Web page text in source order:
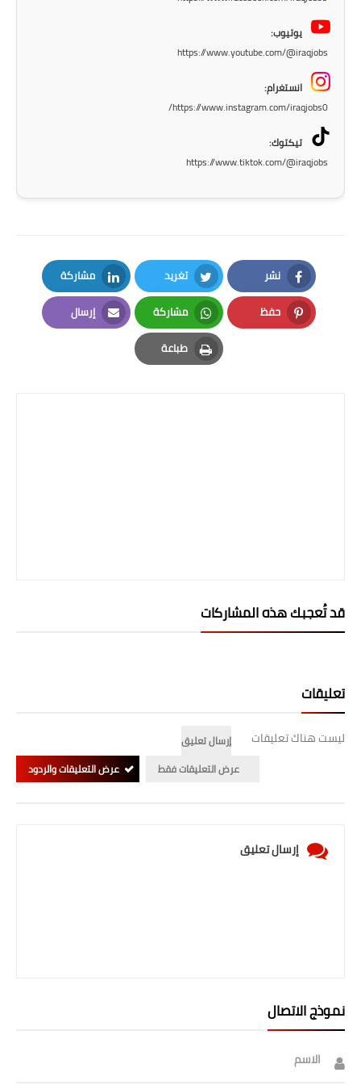
نتائج القبول المركزي
الطقس
العطل
صحة وطب
يوتيوب:
https://www.youtube.com/@iraqjobs
انستغرام:
https://www.instagram.com/iraqjobs0/
تيكتوك:
https://www.tiktok.com/@iraqjobs
نشر
Facebook
تغريد
Twitter
مشاركة
LinkedIn
حفظ
Pinterest
مشاركة
Whatsapp
إرسال
Email
طباعة
Print
قد تُعجبك هذه المشاركات
تعليقات
ليست هناك تعليقات
إرسال تعليق
عرض التعليقات فقط
عرض التعليقات والردود
إرسال تعليق
نموذج الاتصال
الاسم